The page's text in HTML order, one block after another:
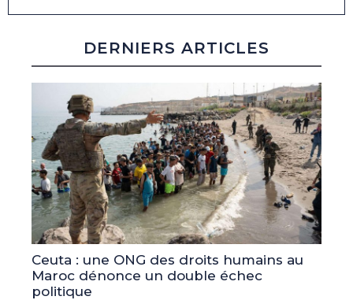
DERNIERS ARTICLES
Ceuta : une ONG des droits humains au
Maroc dénonce un double échec
politique